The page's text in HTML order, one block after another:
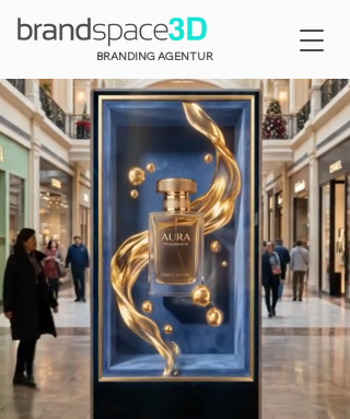
BRANDING AGENTUR